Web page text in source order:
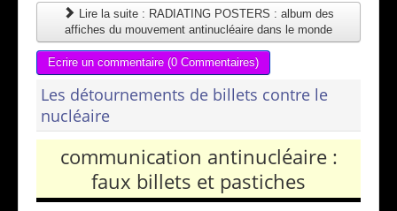
Lire la suite : RADIATING POSTERS : album des
affiches du mouvement antinucléaire dans le monde
Ecrire un commentaire (0 Commentaires)
Les détournements de billets contre le
nucléaire
communication antinucléaire :
faux billets et pastiches